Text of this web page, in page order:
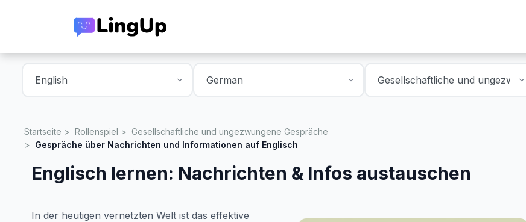
Startseite Rollenspiel
Gesellschaftliche und ungezwungene Gespräche
Gespräche über Nachrichten und Informationen auf Englisch
Englisch lernen: Nachrichten & Infos austauschen
In der heutigen vernetzten Welt ist das effektive